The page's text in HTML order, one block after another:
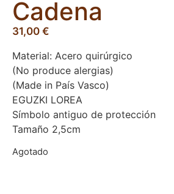
Cadena
31,00 €
Material: Acero quirúrgico
(No produce alergias)
(Made in País Vasco)
EGUZKI LOREA
Símbolo antiguo de protección
Tamaño 2,5cm
Agotado